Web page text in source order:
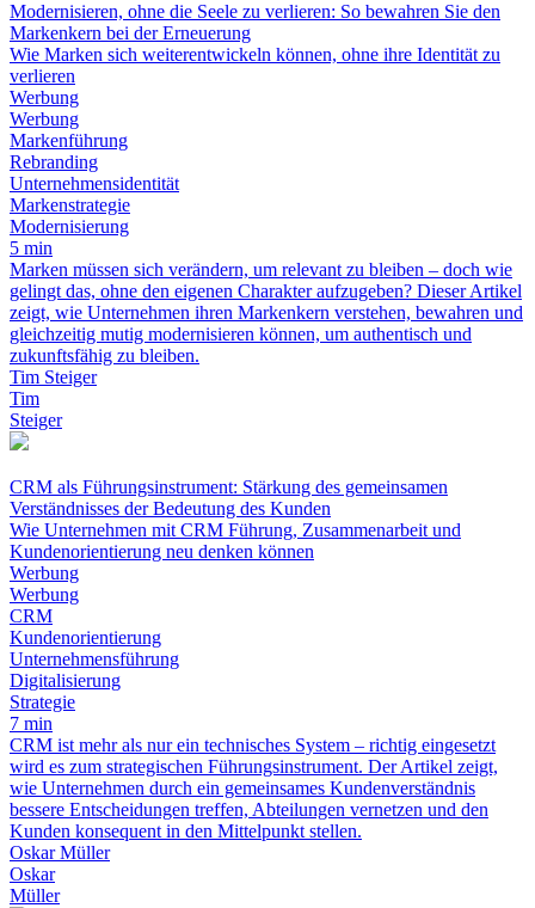
Modernisieren, ohne die Seele zu verlieren: So bewahren Sie den
Markenkern bei der Erneuerung
Wie Marken sich weiterentwickeln können, ohne ihre Identität zu
verlieren
Werbung
Werbung
Markenführung
Rebranding
Unternehmensidentität
Markenstrategie
Modernisierung
5 min
Marken müssen sich verändern, um relevant zu bleiben – doch wie
gelingt das, ohne den eigenen Charakter aufzugeben? Dieser Artikel
zeigt, wie Unternehmen ihren Markenkern verstehen, bewahren und
gleichzeitig mutig modernisieren können, um authentisch und
zukunftsfähig zu bleiben.
Tim Steiger
Tim
Steiger
CRM als Führungsinstrument: Stärkung des gemeinsamen
Verständnisses der Bedeutung des Kunden
Wie Unternehmen mit CRM Führung, Zusammenarbeit und
Kundenorientierung neu denken können
Werbung
Werbung
CRM
Kundenorientierung
Unternehmensführung
Digitalisierung
Strategie
7 min
CRM ist mehr als nur ein technisches System – richtig eingesetzt
wird es zum strategischen Führungsinstrument. Der Artikel zeigt,
wie Unternehmen durch ein gemeinsames Kundenverständnis
bessere Entscheidungen treffen, Abteilungen vernetzen und den
Kunden konsequent in den Mittelpunkt stellen.
Oskar Müller
Oskar
Müller